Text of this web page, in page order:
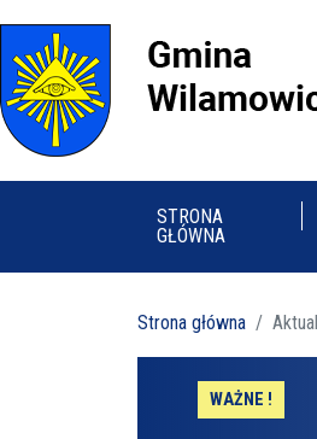
STRONA
GŁÓWNA
Strona główna
WAŻNE !